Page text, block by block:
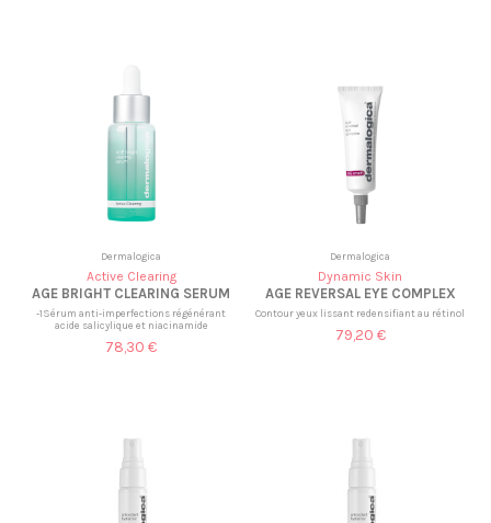
Dermalogica
Active Clearing
AGE BRIGHT CLEARING SERUM
-1Sérum anti-imperfections régénérant
acide salicylique et niacinamide
78,30 €
Dermalogica
Dynamic Skin
AGE REVERSAL EYE COMPLEX
Contour yeux lissant redensifiant au rétinol
79,20 €